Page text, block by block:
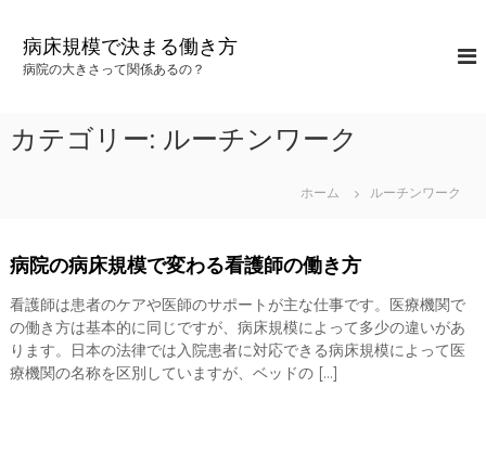
ス
病床規模で決まる働き方
病院の大きさって関係あるの？
カテゴリー: ルーチンワーク
ホーム ルーチンワーク
病院の病床規模で変わる看護師の働き方
看護師は患者のケアや医師のサポートが主な仕事です。医療機関で
の働き方は基本的に同じですが、病床規模によって多少の違いがあ
ります。日本の法律では入院患者に対応できる病床規模によって医
療機関の名称を区別していますが、ベッドの […]